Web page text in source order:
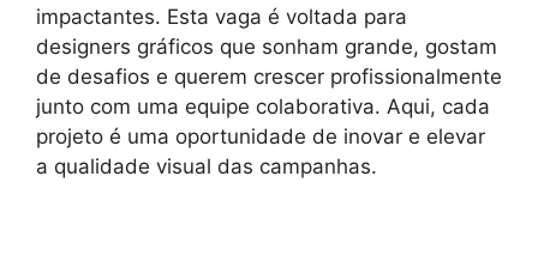
impactantes. Esta vaga é voltada para
designers gráficos que sonham grande, gostam
de desafios e querem crescer profissionalmente
junto com uma equipe colaborativa. Aqui, cada
projeto é uma oportunidade de inovar e elevar
a qualidade visual das campanhas.